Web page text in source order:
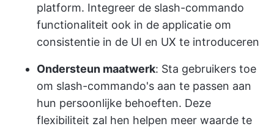
platform. Integreer de slash-commando
functionaliteit ook in de applicatie om
consistentie in de UI en UX te introduceren
Ondersteun maatwerk: Sta gebruikers toe
om slash-commando's aan te passen aan
hun persoonlijke behoeften. Deze
flexibiliteit zal hen helpen meer waarde te